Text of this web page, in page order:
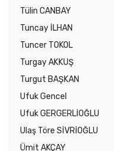
Tülin CANBAY
Tuncay İLHAN
Tuncer TOKOL
Turgay AKKUŞ
Turgut BAŞKAN
Ufuk Gencel
Ufuk GERGERLİOĞLU
Ulaş Töre SİVRİOĞLU
Ümit AKÇAY